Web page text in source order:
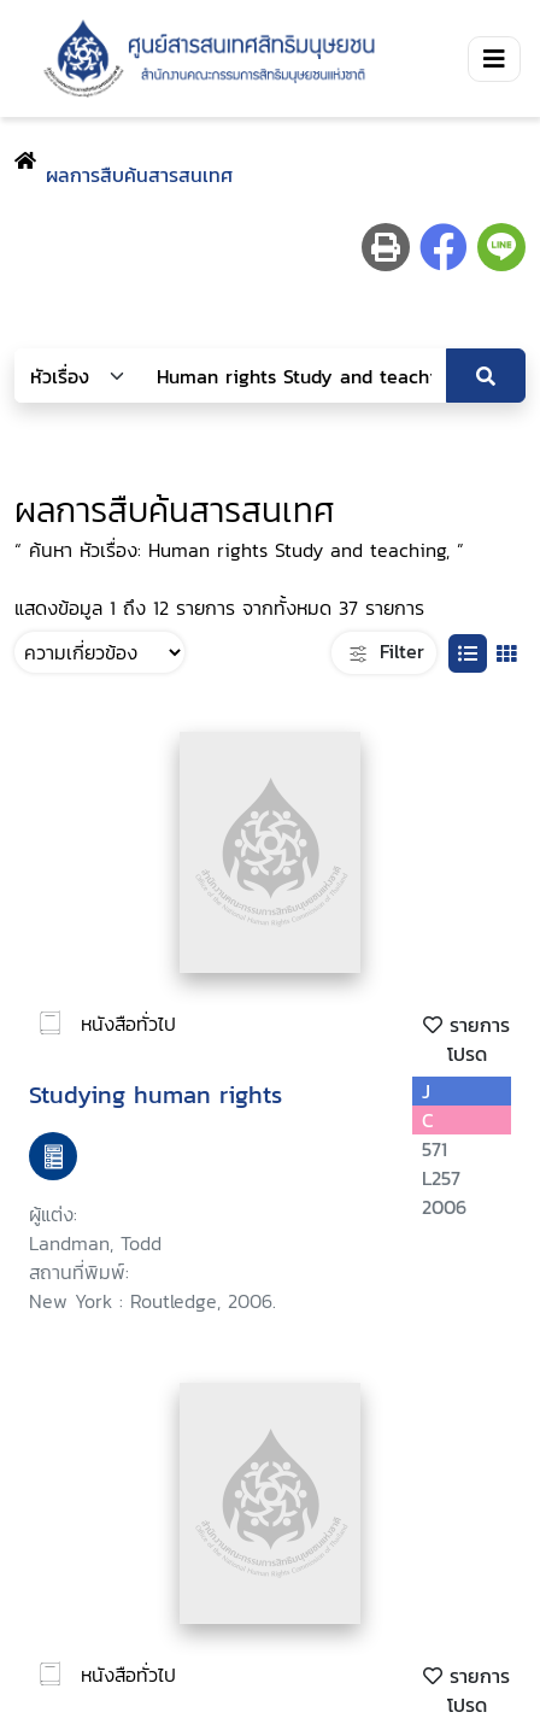
ผลการสืบค้นสารสนเทศ
ผลการสืบค้นสารสนเทศ
“ ค้นหา หัวเรื่อง: Human rights Study and teaching, ”
แสดงข้อมูล 1 ถึง 12 รายการ จากทั้งหมด 37 รายการ
Filter
หนังสือทั่วไป
รายการ
โปรด
Studying human rights
ผู้แต่ง:
Landman, Todd
สถานที่พิมพ์:
New York : Routledge, 2006.
J
C
571
L257
2006
หนังสือทั่วไป
รายการ
โปรด